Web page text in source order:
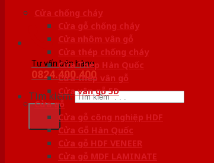
Tư vấn bán hàng
0824.400.400
Tìm kiếm:
Cửa chống cháy
Cửa gỗ chống cháy
Cửa nhôm vân gỗ
Cửa thép chống cháy
Cửa Thép Hàn Quốc
Cửa thép vân gỗ
Cửa vân gỗ 5D
Cửa gỗ
Cửa gỗ công nghiệp HDF
Cửa Gỗ Hàn Quốc
Cửa gỗ HDF VENEER
Cửa gỗ MDF LAMINATE